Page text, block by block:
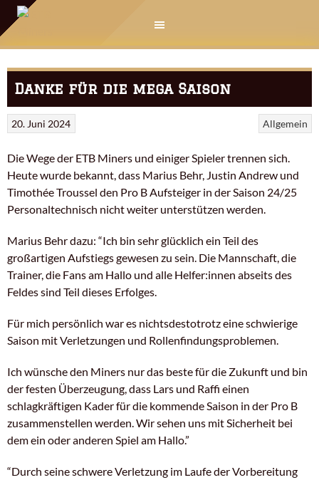
Springe
zum
Danke für die mega Saison
Allgemein
20. Juni 2024
Die Wege der ETB Miners und einiger Spieler trennen sich.
Heute wurde bekannt, dass Marius Behr, Justin Andrew und
Timothée Troussel den Pro B Aufsteiger in der Saison 24/25
Personaltechnisch nicht weiter unterstützen werden.
Marius Behr dazu: “Ich bin sehr glücklich ein Teil des
großartigen Aufstiegs gewesen zu sein. Die Mannschaft, die
Trainer, die Fans am Hallo und alle Helfer:innen abseits des
Feldes sind Teil dieses Erfolges.
Für mich persönlich war es nichtsdestotrotz eine schwierige
Saison mit Verletzungen und Rollenfindungsproblemen.
Ich wünsche den Miners nur das beste für die Zukunft und bin
der festen Überzeugung, dass Lars und Raffi einen
schlagkräftigen Kader für die kommende Saison in der Pro B
zusammenstellen werden. Wir sehen uns mit Sicherheit bei
dem ein oder anderen Spiel am Hallo.”
“Durch seine schwere Verletzung im Laufe der Vorbereitung